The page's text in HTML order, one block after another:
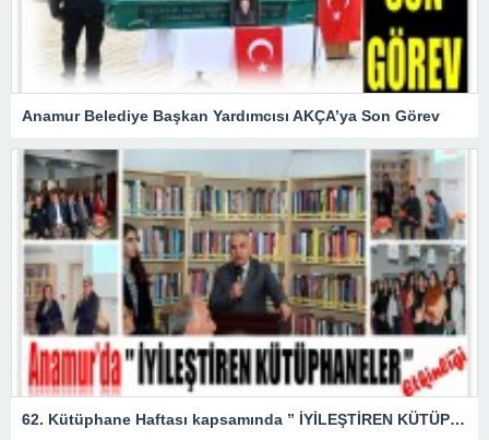
Anamur Belediye Başkan Yardımcısı AKÇA’ya Son Görev
62. Kütüphane Haftası kapsamında ” İYİLEŞTİREN KÜTÜPHANELER ” etkinliği düzenlendi.